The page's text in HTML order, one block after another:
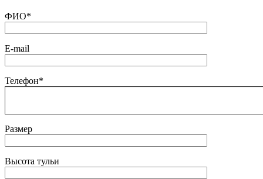
ФИО*
E-mail
Телефон*
Размер
Высота тульи